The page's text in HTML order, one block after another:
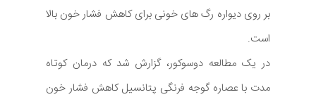
بر روی دیواره رگ های خونی برای کاهش فشار خون بالا
است.
در یک مطالعه دوسوکور، گزارش شد که درمان کوتاه
مدت با عصاره گوجه فرنگی پتانسیل کاهش فشار خون